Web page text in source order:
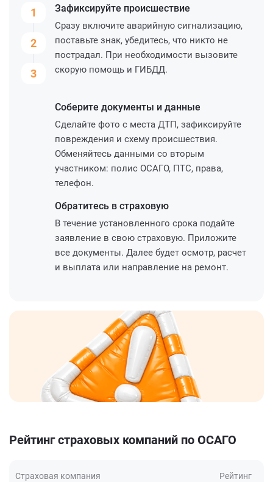
1
2
3
Зафиксируйте происшествие
Сразу включите аварийную сигнализацию,
поставьте знак, убедитесь, что никто не
пострадал. При необходимости вызовите
скорую помощь и ГИБДД.
Соберите документы и данные
Сделайте фото с места ДТП, зафиксируйте
повреждения и схему происшествия.
Обменяйтесь данными со вторым
участником: полис ОСАГО, ПТС, права,
телефон.
Обратитесь в страховую
В течение установленного срока подайте
заявление в свою страховую. Приложите
все документы. Далее будет осмотр, расчет
и выплата или направление на ремонт.
Рейтинг страховых компаний по ОСАГО
Страховая компания Рейтинг